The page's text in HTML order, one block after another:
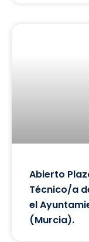
Abierto
Técnico/a
el
(Murcia).